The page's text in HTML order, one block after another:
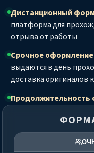
Дистанционный
платформа для
отрыва от работы
Срочное
выдаются в день
доставка оригиналов
Продолжительность